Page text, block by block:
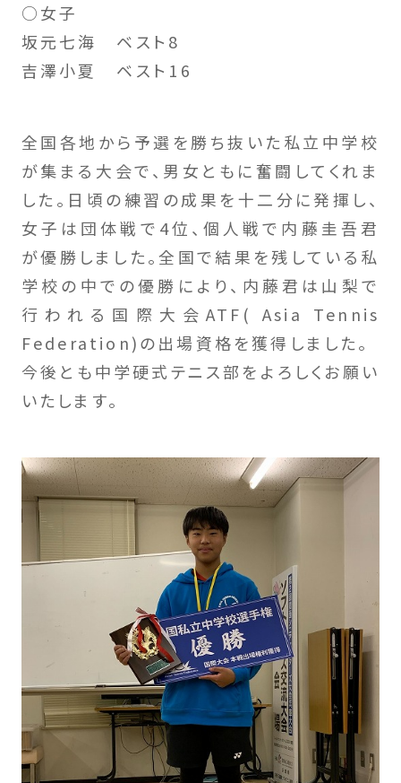
○女子
坂元七海 ベスト8
吉澤小夏 ベスト16
全国各地から予選を勝ち抜いた私立中学校
が集まる大会で、男女ともに奮闘してくれま
した。日頃の練習の成果を十二分に発揮し、
女子は団体戦で4位、個人戦で内藤圭吾君
が優勝しました。全国で結果を残している私
学校の中での優勝により、内藤君は山梨で
行われる国際大会ATF( Asia Tennis
Federation)の出場資格を獲得しました。
今後とも中学硬式テニス部をよろしくお願い
いたします。